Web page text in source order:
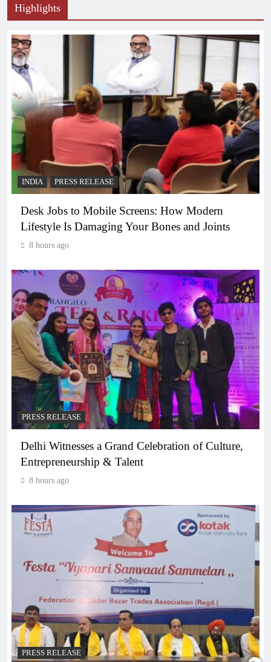
Highlights
INDIA PRESS RELEASE
Desk Jobs to Mobile Screens: How Modern
Lifestyle Is Damaging Your Bones and Joints
8 hours ago
PRESS RELEASE
Delhi Witnesses a Grand Celebration of Culture,
Entrepreneurship & Talent
8 hours ago
PRESS RELEASE